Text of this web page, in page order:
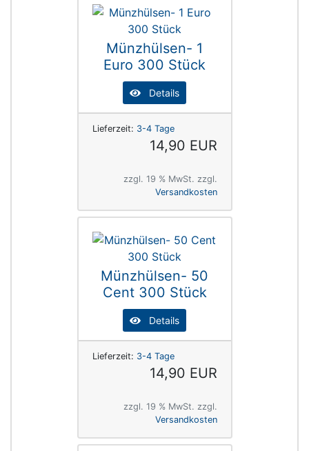
Münzhülsen- 1
Euro 300 Stück
Details
Lieferzeit: 3-4 Tage
14,90 EUR
zzgl. 19 % MwSt. zzgl.
Versandkosten
Münzhülsen- 50
Cent 300 Stück
Details
Lieferzeit: 3-4 Tage
14,90 EUR
zzgl. 19 % MwSt. zzgl.
Versandkosten